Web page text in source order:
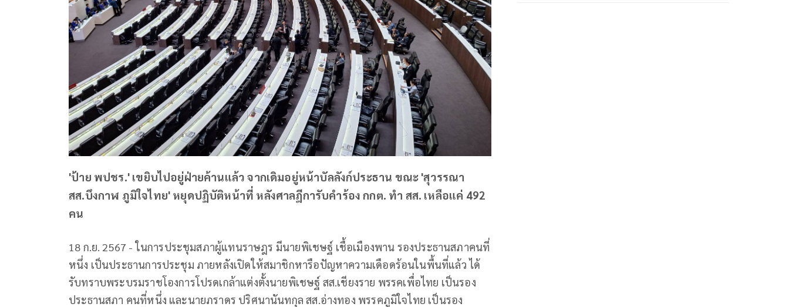
'ป้าย พปชร.' เขยิบไปอยู่ฝ่ายค้านแล้ว จากเดิมอยู่หน้าบัลลังก์ประธาน ขณะ 'สุวรรณา
สส.บึงกาฬ ภูมิใจไทย' หยุดปฏิบัติหน้าที่ หลังศาลฎีการับคำร้อง กกต. ทำ สส. เหลือแค่ 492
คน
18 ก.ย. 2567 - ในการประชุมสภาผู้แทนราษฎร มีนายพิเชษฐ์ เชื้อเมืองพาน รองประธานสภาคนที่
หนึ่ง เป็นประธานการประชุม ภายหลังเปิดให้สมาชิกหารือปัญหาความเดือดร้อนในพื้นที่แล้ว ได้
รับทราบพระบรมราชโองการโปรดเกล้าแต่งตั้งนายพิเชษฐ์ สส.เชียงราย พรรคเพื่อไทย เป็นรอง
ประธานสภา คนที่หนึ่ง และนายภราดร ปริศนานันทกุล สส.อ่างทอง พรรคภูมิใจไทย เป็นรอง